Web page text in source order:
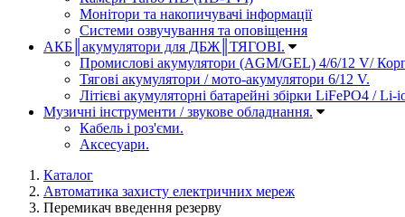
Монітори та накопичувачі інформації
Системи озвучування та оповіщення
АКБ║акумулятори для ДБЖ║ТЯГОВІ.
Промислові акумулятори (AGM/GEL) 4/6/12 V/
Тягові акумулятори / мото-акумулятори 6/12 V.
Літієві акумуляторні батарейні збірки LiFePO4 / Li-
Музичні інструменти / звукове обладнання.
Кабель і роз'єми.
Аксесуари.
Каталог
Автоматика захисту електричних мереж
Перемикач введення резерву